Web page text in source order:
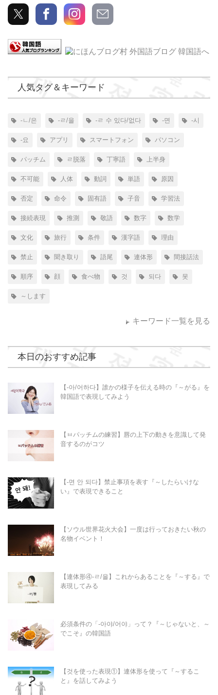
人気タグ＆キーワード
-ㄴ/은 -ㄹ/을 -ㄹ 수 있다/없다 -면 -시
-요 アプリ スマートフォン パソコン
パッチム ㄹ脱落 丁寧語 上半身
不可能 人体 動詞 単語 原因
否定 命令 固有語 子音 学習法
接続表現 推測 敬語 数字 数学
文化 旅行 条件 漢字語 理由
禁止 聞き取り 語尾 連体形 間接話法
順序 顔 食べ物 것 되다 못
～します
キーワード一覧を見る
本日のおすすめ記事
【-아/어하다】誰かの様子を伝える時の『～がる』を
韓国語で表現してみよう
【ㅂパッチムの練習】唇の上下の動きを意識して発
音するのがコツ
【-면 안 되다】禁止事項を表す『～したらいけな
い』で表現できること
【ソウル世界花火大会】一度は行っておきたい秋の
名物イベント！
【連体形④-ㄹ/을】これからあることを『～する』で
表現してみる
必須条件の「-아야/어야」って？『～じゃないと、～
でこそ』の韓国語
【것を使った表現①】連体形を使って『～するこ
と』を話してみよう